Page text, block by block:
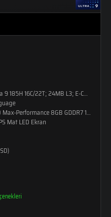
185H 16C/22T; 24MB L3; E-CORE
Performance 8GB GDDR7 128-Bit
Mat LED Ekran